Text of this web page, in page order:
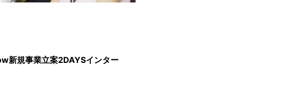
新規事業立案2DAYSインター